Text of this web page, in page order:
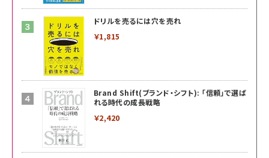
ドリルを売るには穴を売れ
￥1,815
Brand Shift(ブランド・シフト): 「信頼」で選ば
れる時代の成長戦略
￥2,420